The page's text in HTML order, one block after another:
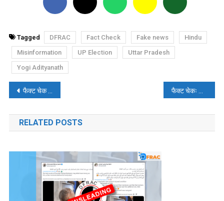
Tagged DFRAC Fact Check Fake news
Hindu
Misinformation
UP Election
Uttar Pradesh
Yogi Adityanath
पोस्ट
नेविगेशन
फैक्ट चेक : क्या यूक्रेन की 9 साल की बच्ची ने रूसी सेना से लड़ने के लिए गन पकड़ी थी?
RELATED POSTS